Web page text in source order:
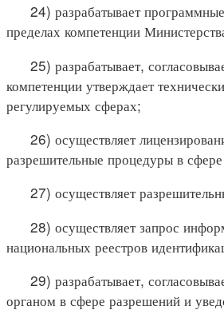
24) разрабатывает
пределах компетенции
25) разрабатывает,
компетенции утверждает
регулируемых сферах;
26) осуществляет
разрешительные процедуры в
27) осуществляет
28) осуществляет запрос
национальных реестров
29) разрабатывает,
органом в сфере разрешений и